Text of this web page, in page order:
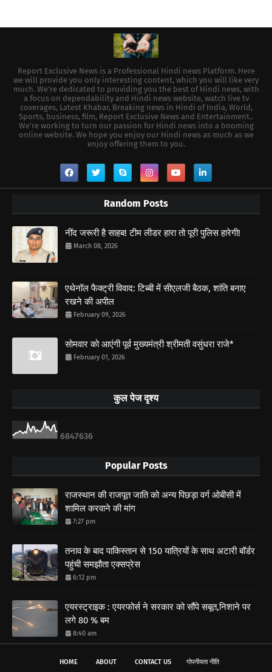
Report Exclusive News is a Professional Hindi news Platform. Here
we will provide you only interesting content, which you will like very
much. We're dedicated to providing you the best of Hindi news, with
a focus on dependability and Hindi news website, watch live tv
coverages, Latest Khabar, Breaking news in Hindi of India, World,
Sports, business, film, Report Exclusive News and Entertainment..
We're working to turn our passion for Hindi news into a booming
online website. We hope you enjoy our Hindi news as much as we
enjoy offering them to you.
Random Posts
नींद जरूरी है साहब! टीम लीडर हारा तो पूरी पुलिस हारेगी!
March 08, 2026
एथेनॉल फैक्ट्री विवाद: टिब्बी में सीएलजी बैठक, शांति बनाए
रखने की अपील
February 09, 2026
सोमवार को आएंगी पूर्व मुख्यमंत्री श्रीमती वसुंधरा राजे*
February 01, 2026
कुल पेज दृश्य
6847636
Popular Posts
राजस्थान की राजपूत जाति को अन्य पिछड़ा वर्ग ओबीसी में
शामिल करवाने की मांग
7:27 pm
तनाव के बाद पाकिस्तान से 150 यात्रियों के साथ अटारी बॉर्डर
पहुंची समझौता एक्सप्रेस
6:12 pm
एयरस्ट्राइक : एयरफोर्स ने सरकार को सौंपे सबूत,निशाने पर
लगे 80 % बम
8:40 am
HOME ABOUT CONTACT US गोपनीयता नीति